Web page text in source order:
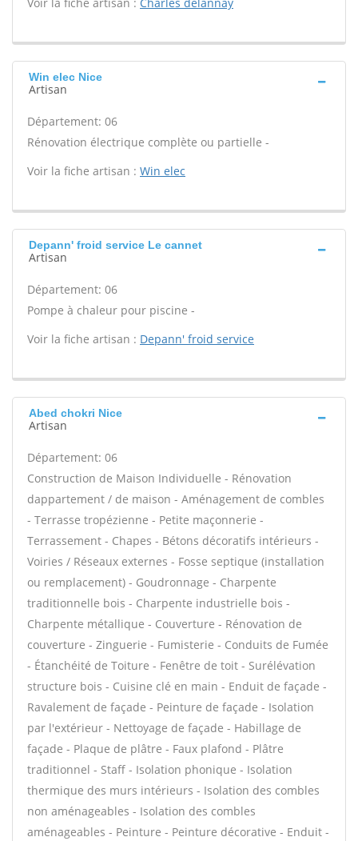
Win elec Nice
Artisan
Département: 06
Rénovation électrique complète ou partielle -
Voir la fiche artisan : Win elec
Depann' froid service Le cannet
Artisan
Département: 06
Pompe à chaleur pour piscine -
Voir la fiche artisan : Depann' froid service
Abed chokri Nice
Artisan
Département: 06
Construction de Maison Individuelle - Rénovation
dappartement / de maison - Aménagement de combles
- Terrasse tropézienne - Petite maçonnerie -
Terrassement - Chapes - Bétons décoratifs intérieurs -
Voiries / Réseaux externes - Fosse septique (installation
ou remplacement) - Goudronnage - Charpente
traditionnelle bois - Charpente industrielle bois -
Charpente métallique - Couverture - Rénovation de
couverture - Zinguerie - Fumisterie - Conduits de Fumée
- Étanchéité de Toiture - Fenêtre de toit - Surélévation
structure bois - Cuisine clé en main - Enduit de façade -
Ravalement de façade - Peinture de façade - Isolation
par l'extérieur - Nettoyage de façade - Habillage de
façade - Plaque de plâtre - Faux plafond - Plâtre
traditionnel - Staff - Isolation phonique - Isolation
thermique des murs intérieurs - Isolation des combles
non aménageables - Isolation des combles
aménageables - Peinture - Peinture décorative - Enduit -